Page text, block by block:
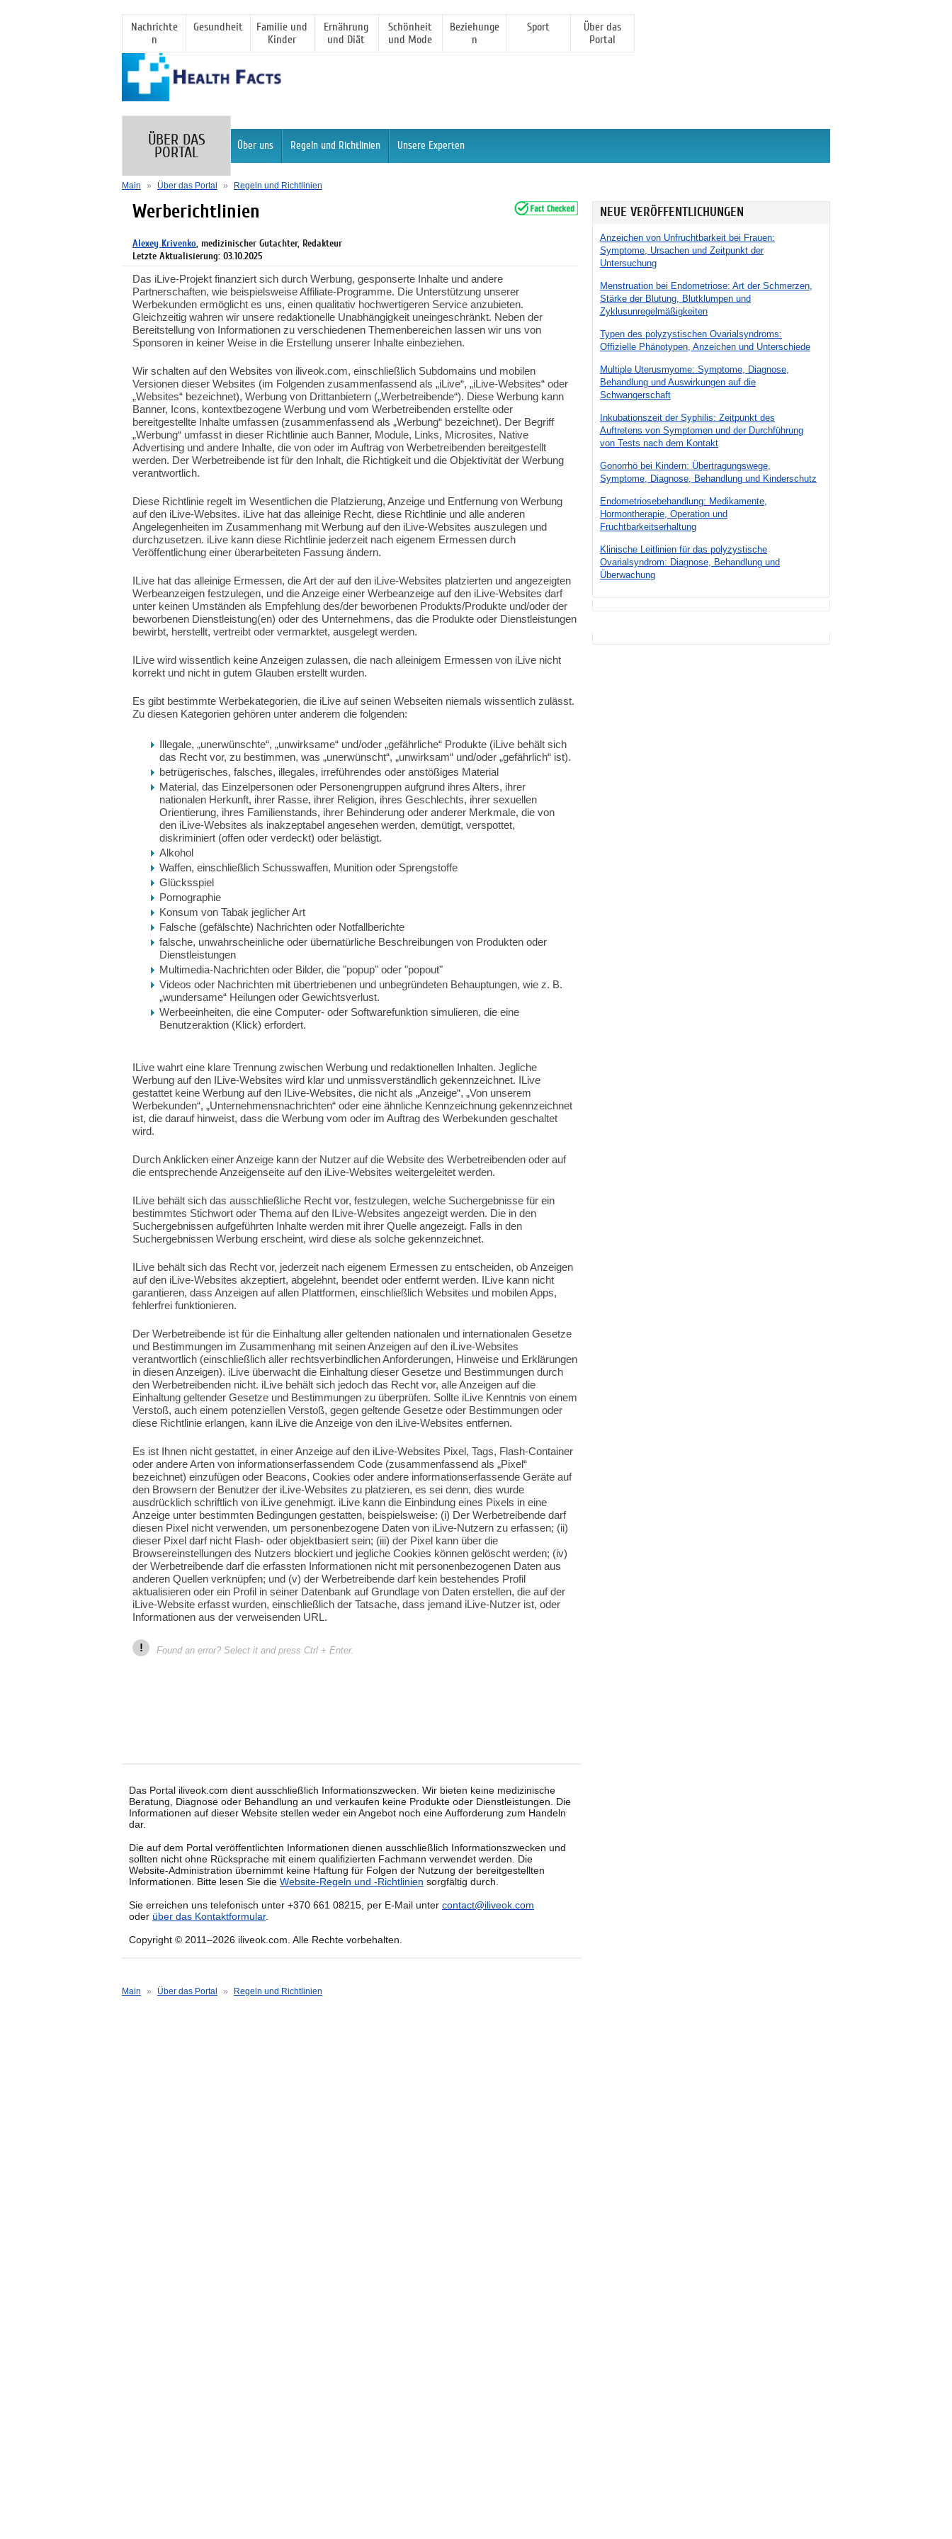
Nachrichte
n
Gesundheit
Familie und
Kinder
Ernährung
und Diät
Schönheit
und Mode
Beziehunge
n
Sport
Über das
Portal
ÜBER DAS
PORTAL Über uns Regeln und Richtlinien Unsere Experten
Main » Über das Portal » Regeln und Richtlinien
NEUE VERÖFFENTLICHUNGEN
Anzeichen von Unfruchtbarkeit bei Frauen:
Symptome, Ursachen und Zeitpunkt der
Untersuchung
Menstruation bei Endometriose: Art der Schmerzen,
Stärke der Blutung, Blutklumpen und
Zyklusunregelmäßigkeiten
Typen des polyzystischen Ovarialsyndroms:
Offizielle Phänotypen, Anzeichen und Unterschiede
Multiple Uterusmyome: Symptome, Diagnose,
Behandlung und Auswirkungen auf die
Schwangerschaft
Inkubationszeit der Syphilis: Zeitpunkt des
Auftretens von Symptomen und der Durchführung
von Tests nach dem Kontakt
Gonorrhö bei Kindern: Übertragungswege,
Symptome, Diagnose, Behandlung und Kinderschutz
Endometriosebehandlung: Medikamente,
Hormontherapie, Operation und
Fruchtbarkeitserhaltung
Klinische Leitlinien für das polyzystische
Ovarialsyndrom: Diagnose, Behandlung und
Überwachung
Werberichtlinien
Alexey Krivenko, medizinischer Gutachter, Redakteur
Letzte Aktualisierung: 03.10.2025
Das iLive-Projekt finanziert sich durch Werbung, gesponserte Inhalte und andere
Partnerschaften, wie beispielsweise Affiliate-Programme. Die Unterstützung unserer
Werbekunden ermöglicht es uns, einen qualitativ hochwertigeren Service anzubieten.
Gleichzeitig wahren wir unsere redaktionelle Unabhängigkeit uneingeschränkt. Neben der
Bereitstellung von Informationen zu verschiedenen Themenbereichen lassen wir uns von
Sponsoren in keiner Weise in die Erstellung unserer Inhalte einbeziehen.
Wir schalten auf den Websites von iliveok.com, einschließlich Subdomains und mobilen
Versionen dieser Websites (im Folgenden zusammenfassend als „iLive“, „iLive-Websites“ oder
„Websites“ bezeichnet), Werbung von Drittanbietern („Werbetreibende“). Diese Werbung kann
Banner, Icons, kontextbezogene Werbung und vom Werbetreibenden erstellte oder
bereitgestellte Inhalte umfassen (zusammenfassend als „Werbung“ bezeichnet). Der Begriff
„Werbung“ umfasst in dieser Richtlinie auch Banner, Module, Links, Microsites, Native
Advertising und andere Inhalte, die von oder im Auftrag von Werbetreibenden bereitgestellt
werden. Der Werbetreibende ist für den Inhalt, die Richtigkeit und die Objektivität der Werbung
verantwortlich.
Diese Richtlinie regelt im Wesentlichen die Platzierung, Anzeige und Entfernung von Werbung
auf den iLive-Websites. iLive hat das alleinige Recht, diese Richtlinie und alle anderen
Angelegenheiten im Zusammenhang mit Werbung auf den iLive-Websites auszulegen und
durchzusetzen. iLive kann diese Richtlinie jederzeit nach eigenem Ermessen durch
Veröffentlichung einer überarbeiteten Fassung ändern.
ILive hat das alleinige Ermessen, die Art der auf den iLive-Websites platzierten und angezeigten
Werbeanzeigen festzulegen, und die Anzeige einer Werbeanzeige auf den iLive-Websites darf
unter keinen Umständen als Empfehlung des/der beworbenen Produkts/Produkte und/oder der
beworbenen Dienstleistung(en) oder des Unternehmens, das die Produkte oder Dienstleistungen
bewirbt, herstellt, vertreibt oder vermarktet, ausgelegt werden.
ILive wird wissentlich keine Anzeigen zulassen, die nach alleinigem Ermessen von iLive nicht
korrekt und nicht in gutem Glauben erstellt wurden.
Es gibt bestimmte Werbekategorien, die iLive auf seinen Webseiten niemals wissentlich zulässt.
Zu diesen Kategorien gehören unter anderem die folgenden:
Illegale, „unerwünschte“, „unwirksame“ und/oder „gefährliche“ Produkte (iLive behält sich
das Recht vor, zu bestimmen, was „unerwünscht“, „unwirksam“ und/oder „gefährlich“ ist).
betrügerisches, falsches, illegales, irreführendes oder anstößiges Material
Material, das Einzelpersonen oder Personengruppen aufgrund ihres Alters, ihrer
nationalen Herkunft, ihrer Rasse, ihrer Religion, ihres Geschlechts, ihrer sexuellen
Orientierung, ihres Familienstands, ihrer Behinderung oder anderer Merkmale, die von
den iLive-Websites als inakzeptabel angesehen werden, demütigt, verspottet,
diskriminiert (offen oder verdeckt) oder belästigt.
Alkohol
Waffen, einschließlich Schusswaffen, Munition oder Sprengstoffe
Glücksspiel
Pornographie
Konsum von Tabak jeglicher Art
Falsche (gefälschte) Nachrichten oder Notfallberichte
falsche, unwahrscheinliche oder übernatürliche Beschreibungen von Produkten oder
Dienstleistungen
Multimedia-Nachrichten oder Bilder, die "popup" oder "popout"
Videos oder Nachrichten mit übertriebenen und unbegründeten Behauptungen, wie z. B.
„wundersame“ Heilungen oder Gewichtsverlust.
Werbeeinheiten, die eine Computer- oder Softwarefunktion simulieren, die eine
Benutzeraktion (Klick) erfordert.
ILive wahrt eine klare Trennung zwischen Werbung und redaktionellen Inhalten. Jegliche
Werbung auf den ILive-Websites wird klar und unmissverständlich gekennzeichnet. ILive
gestattet keine Werbung auf den ILive-Websites, die nicht als „Anzeige“, „Von unserem
Werbekunden“, „Unternehmensnachrichten“ oder eine ähnliche Kennzeichnung gekennzeichnet
ist, die darauf hinweist, dass die Werbung vom oder im Auftrag des Werbekunden geschaltet
wird.
Durch Anklicken einer Anzeige kann der Nutzer auf die Website des Werbetreibenden oder auf
die entsprechende Anzeigenseite auf den iLive-Websites weitergeleitet werden.
ILive behält sich das ausschließliche Recht vor, festzulegen, welche Suchergebnisse für ein
bestimmtes Stichwort oder Thema auf den ILive-Websites angezeigt werden. Die in den
Suchergebnissen aufgeführten Inhalte werden mit ihrer Quelle angezeigt. Falls in den
Suchergebnissen Werbung erscheint, wird diese als solche gekennzeichnet.
ILive behält sich das Recht vor, jederzeit nach eigenem Ermessen zu entscheiden, ob Anzeigen
auf den iLive-Websites akzeptiert, abgelehnt, beendet oder entfernt werden. ILive kann nicht
garantieren, dass Anzeigen auf allen Plattformen, einschließlich Websites und mobilen Apps,
fehlerfrei funktionieren.
Der Werbetreibende ist für die Einhaltung aller geltenden nationalen und internationalen Gesetze
und Bestimmungen im Zusammenhang mit seinen Anzeigen auf den iLive-Websites
verantwortlich (einschließlich aller rechtsverbindlichen Anforderungen, Hinweise und Erklärungen
in diesen Anzeigen). iLive überwacht die Einhaltung dieser Gesetze und Bestimmungen durch
den Werbetreibenden nicht. iLive behält sich jedoch das Recht vor, alle Anzeigen auf die
Einhaltung geltender Gesetze und Bestimmungen zu überprüfen. Sollte iLive Kenntnis von einem
Verstoß, auch einem potenziellen Verstoß, gegen geltende Gesetze oder Bestimmungen oder
diese Richtlinie erlangen, kann iLive die Anzeige von den iLive-Websites entfernen.
Es ist Ihnen nicht gestattet, in einer Anzeige auf den iLive-Websites Pixel, Tags, Flash-Container
oder andere Arten von informationserfassendem Code (zusammenfassend als „Pixel“
bezeichnet) einzufügen oder Beacons, Cookies oder andere informationserfassende Geräte auf
den Browsern der Benutzer der iLive-Websites zu platzieren, es sei denn, dies wurde
ausdrücklich schriftlich von iLive genehmigt. iLive kann die Einbindung eines Pixels in eine
Anzeige unter bestimmten Bedingungen gestatten, beispielsweise: (i) Der Werbetreibende darf
diesen Pixel nicht verwenden, um personenbezogene Daten von iLive-Nutzern zu erfassen; (ii)
dieser Pixel darf nicht Flash- oder objektbasiert sein; (iii) der Pixel kann über die
Browsereinstellungen des Nutzers blockiert und jegliche Cookies können gelöscht werden; (iv)
der Werbetreibende darf die erfassten Informationen nicht mit personenbezogenen Daten aus
anderen Quellen verknüpfen; und (v) der Werbetreibende darf kein bestehendes Profil
aktualisieren oder ein Profil in seiner Datenbank auf Grundlage von Daten erstellen, die auf der
iLive-Website erfasst wurden, einschließlich der Tatsache, dass jemand iLive-Nutzer ist, oder
Informationen aus der verweisenden URL.
! Found an error? Select it and press Ctrl + Enter.
Das Portal iliveok.com dient ausschließlich Informationszwecken. Wir bieten keine medizinische
Beratung, Diagnose oder Behandlung an und verkaufen keine Produkte oder Dienstleistungen. Die
Informationen auf dieser Website stellen weder ein Angebot noch eine Aufforderung zum Handeln
dar.
Die auf dem Portal veröffentlichten Informationen dienen ausschließlich Informationszwecken und
sollten nicht ohne Rücksprache mit einem qualifizierten Fachmann verwendet werden. Die
Website-Administration übernimmt keine Haftung für Folgen der Nutzung der bereitgestellten
Informationen. Bitte lesen Sie die Website-Regeln und -Richtlinien sorgfältig durch.
Sie erreichen uns telefonisch unter +370 661 08215, per E-Mail unter contact@iliveok.com
oder über das Kontaktformular.
Copyright © 2011–2026 iliveok.com. Alle Rechte vorbehalten.
Main » Über das Portal » Regeln und Richtlinien